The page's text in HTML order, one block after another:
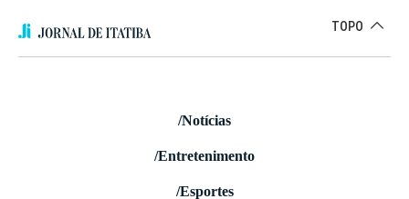
TOPO
/Notícias
/Entretenimento
/Esportes